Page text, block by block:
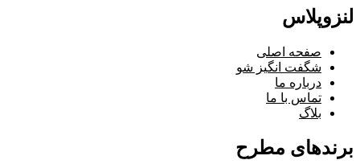
لنزوپلاس
صفحه اصلی
شگفت انگیز شو
درباره ما
تماس با ما
بلاگ
برندهای مطرح